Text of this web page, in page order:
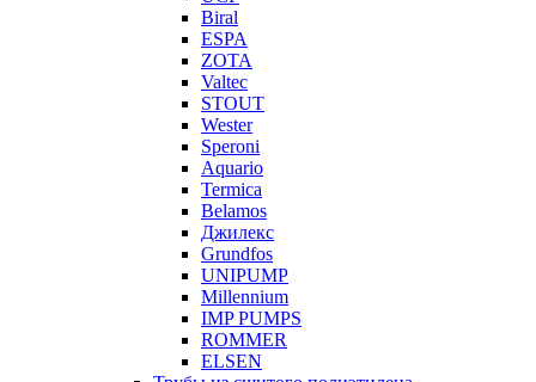
Biral
ESPA
ZOTA
Valtec
STOUT
Wester
Speroni
Aquario
Termica
Belamos
Джилекс
Grundfos
UNIPUMP
Millennium
IMP PUMPS
ROMMER
ELSEN